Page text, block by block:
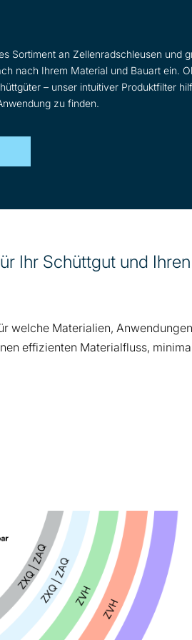
Sieunseren Produktfilterund
die optimal zu Ihrem
Sortiment an Zellenradschleusen und
nach Ihrem Material und Bauart ein.
– unser intuitiver Produktfilter
zu finden.
Ihr Schüttgut und
welche Materialien,
effizienten Materialfluss,